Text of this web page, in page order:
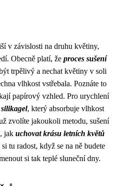
v závislosti na druhu květiny,
Obecně platí, že proces sušení
trpělivý a nechat květiny v soli
vlhkost vstřebala. Poznáte to
papírový vzhled. Pro urychlení
silikagel, který absorbuje vlhkost
zvolíte jakoukoli metodu, sušení
jak uchovat krásu letních květů
si tu radost, když se na ně budete
si tak teplé sluneční dny.